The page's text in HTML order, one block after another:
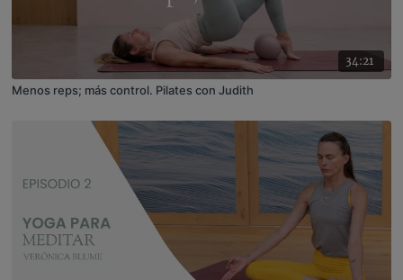
34:21
Menos reps; más control. Pilates con Judith